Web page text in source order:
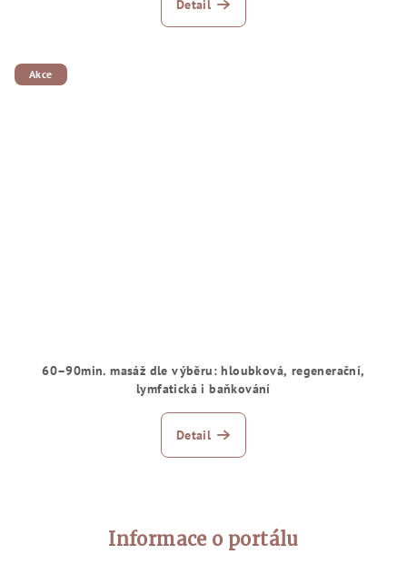
Detail
Akce
60–90min. masáž dle výběru: hloubková, regenerační,
lymfatická i baňkování
Detail
Informace o portálu